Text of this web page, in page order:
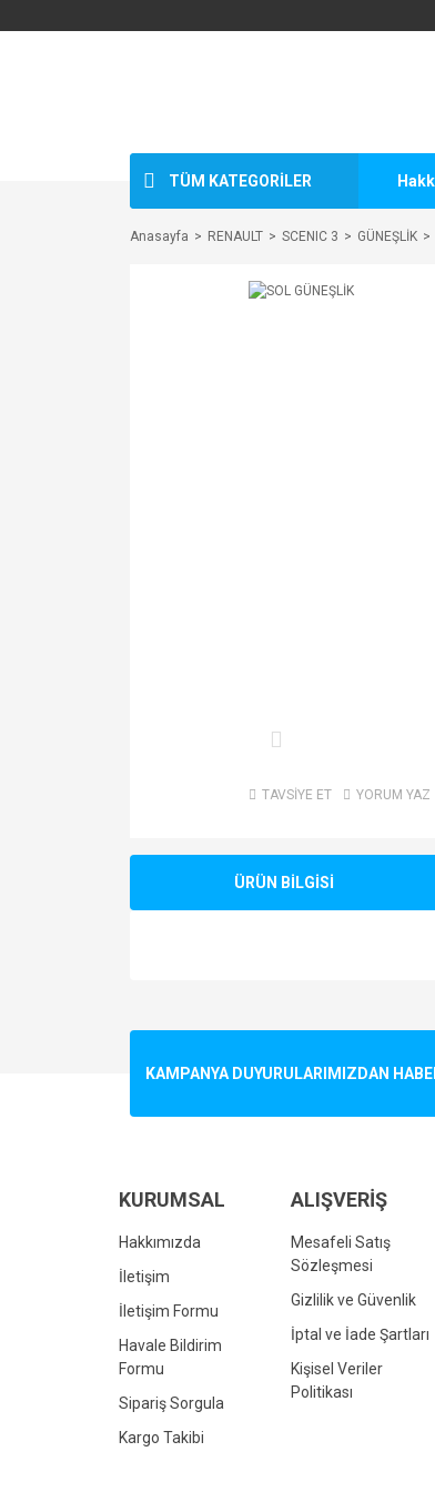
TÜM KATEGORİLER
Anasayfa RENAULT SCENIC 3 GÜNEŞLİK
TAVSİYE ET YORUM YAZ
ÜRÜN BİLGİSİ
Ürün resmi kalitesiz, bozuk veya
Bu ürüne benzer farklı alternatifler olmalı.
KAMPANYA DUYURULARIMIZDAN
KURUMSAL
Hakkımızda
İletişim
İletişim Formu
Havale Bildirim
Formu
Sipariş Sorgula
Kargo Takibi
ALIŞVERİŞ
Mesafeli Satış
Sözleşmesi
Gizlilik ve Güvenlik
İptal ve İade Şartları
Kişisel Veriler
Politikası